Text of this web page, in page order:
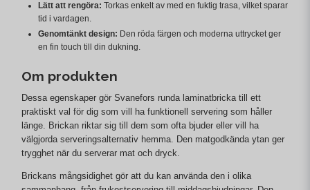
Lätt att rengöra: Torkas enkelt av med en fuktig trasa, vilket sparar
tid i vardagen.
Genomtänkt design: Den röda färgen och moderna uttrycket ger
en fin touch till din dukning.
Om produkten
Dessa egenskaper gör Svanefors runda laminatbricka till ett
praktiskt val för dig som vill ha funktionell servering som håller
länge. Brickan riktar sig till dem som ofta bjuder eller vill ha
välgjorda serveringsalternativ hemma. Den matgodkända ytan ger
trygghet när du serverar mat och dryck.
Brickans mångsidighet gör att du kan använda den i olika